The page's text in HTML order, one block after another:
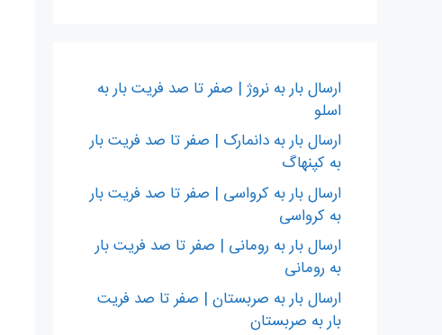
ارسال بار به نروژ | صفر تا صد فریت بار به
اسلو
ارسال بار به دانمارک | صفر تا صد فریت بار
به کپنهاگ
ارسال بار به کرواسی | صفر تا صد فریت بار
به کرواسی
ارسال بار به رومانی | صفر تا صد فریت بار
به رومانی
ارسال بار به صربستان | صفر تا صد فریت
بار به صربستان